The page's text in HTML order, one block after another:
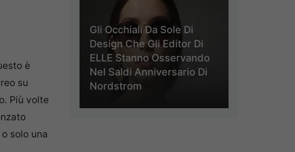
è
su
Più volte
solo una
Gli Occhiali Da Sole Di
Design Che Gli Editor Di
ELLE Stanno Osservando
Nel Saldi Anniversario Di
Nordstrom